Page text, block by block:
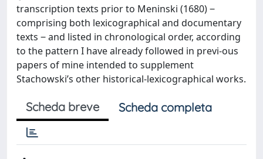
transcription texts prior to Meninski (1680) ‒
comprising both lexicographical and documentary
texts ‒ and listed in chronological order, according
to the pattern I have already followed in previ-ous
papers of mine intended to supplement
Stachowski’s other historical-lexicographical works.
Scheda breve Scheda completa